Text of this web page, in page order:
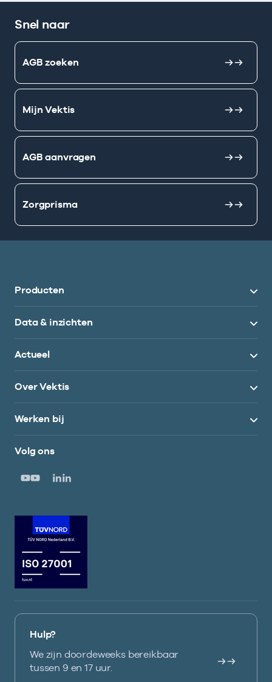
Snel naar
AGB zoeken
Mijn Vektis
AGB aanvragen
Zorgprisma
Producten
Data & inzichten
Actueel
Over Vektis
Werken bij
Volg ons
Hulp?
We zijn doordeweeks bereikbaar
tussen 9 en 17 uur.